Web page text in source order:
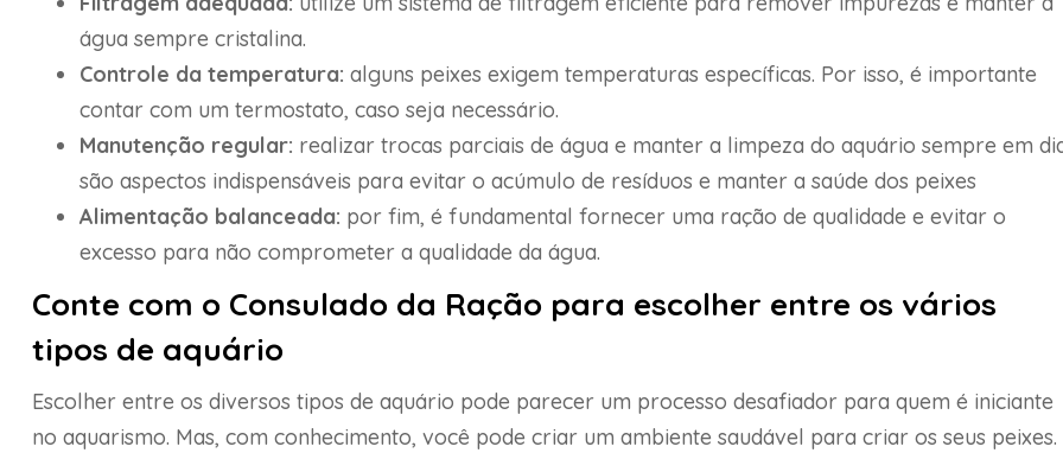
água sempre cristalina.
Controle da temperatura: alguns peixes exigem temperaturas específicas. Por isso, é importante
contar com um termostato, caso seja necessário.
Manutenção regular: realizar trocas parciais de água e manter a limpeza do aquário sempre em
são aspectos indispensáveis para evitar o acúmulo de resíduos e manter a saúde dos peixes
Alimentação balanceada: por fim, é fundamental fornecer uma ração de qualidade e evitar o
excesso para não comprometer a qualidade da água.
Conte com o Consulado da Ração para escolher entre os vários
tipos de aquário
Escolher entre os diversos tipos de aquário pode parecer um processo desafiador para quem é iniciante
no aquarismo. Mas, com conhecimento, você pode criar um ambiente saudável para criar os seus peixes.